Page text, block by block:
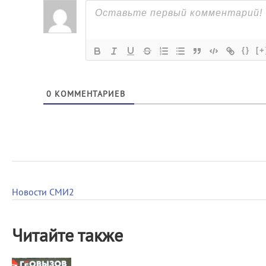
{}
0 КОММЕНТАРИЕВ
Новости СМИ2
Читайте также